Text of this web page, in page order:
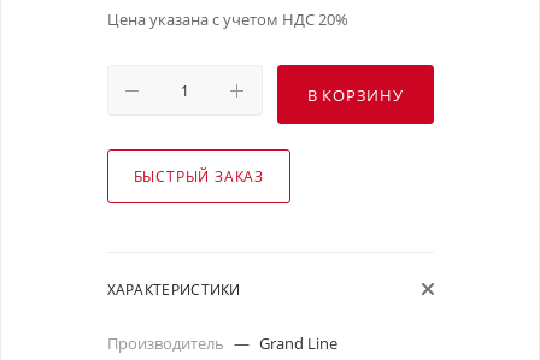
Цена указана с учетом НДС 20%
В КОРЗИНУ
БЫСТРЫЙ ЗАКАЗ
ХАРАКТЕРИСТИКИ
Производитель — Grand Line